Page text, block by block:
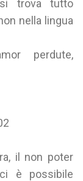
trova tutto
nella lingua
perdute,
il non poter
è possibile